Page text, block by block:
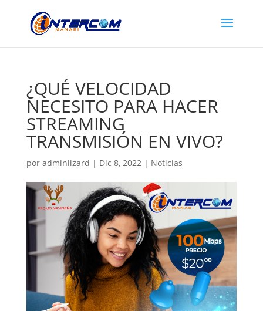
¿QUÉ VELOCIDAD
NECESITO PARA HACER
STREAMING
TRANSMISIÓN EN VIVO?
por adminlizard | Dic 8, 2022| Noticias